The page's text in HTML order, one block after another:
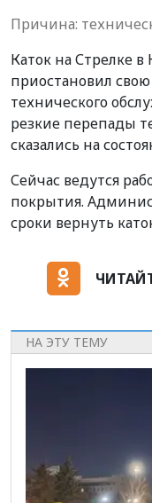
Причина:
Каток на Стрелке
приостановил
технического
резкие перепады
сказались на
Сейчас ведутся
покрытия.
сроки вернуть
НА ЭТУ ТЕМУ